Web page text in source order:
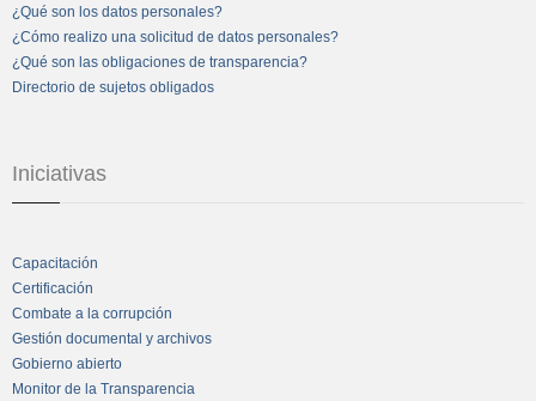
¿Qué son los datos personales?
¿Cómo realizo una solicitud de datos personales?
¿Qué son las obligaciones de transparencia?
Directorio de sujetos obligados
Iniciativas
Capacitación
Certificación
Combate a la corrupción
Gestión documental y archivos
Gobierno abierto
Monitor de la Transparencia